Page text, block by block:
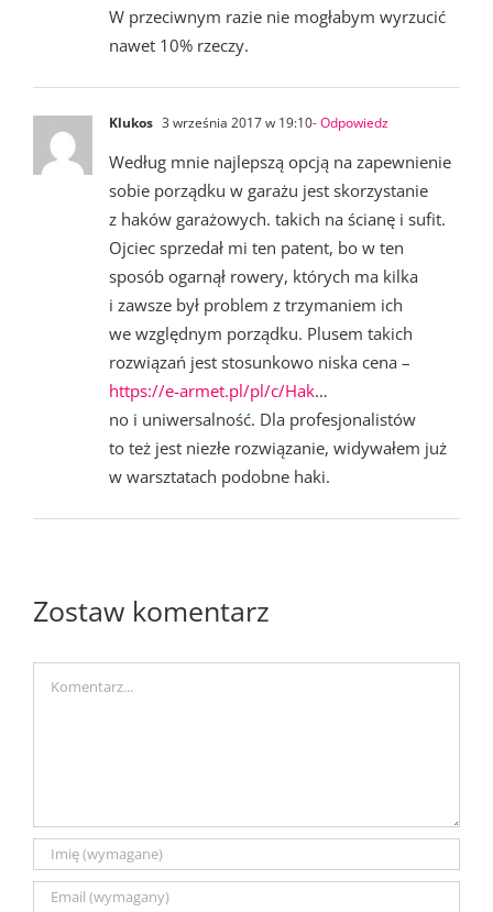
W przeciwnym razie nie mogłabym wyrzucić
nawet 10% rzeczy.
Klukos 3 września 2017 w 19:10- Odpowiedz
Według mnie najlepszą opcją na zapewnienie
sobie porządku w garażu jest skorzystanie
z haków garażowych. takich na ścianę i sufit.
Ojciec sprzedał mi ten patent, bo w ten
sposób ogarnął rowery, których ma kilka
i zawsze był problem z trzymaniem ich
we względnym porządku. Plusem takich
rozwiązań jest stosunkowo niska cena –
https://e-armet.pl/pl/c/Hak…
no i uniwersalność. Dla profesjonalistów
to też jest niezłe rozwiązanie, widywałem już
w warsztatach podobne haki.
Zostaw komentarz